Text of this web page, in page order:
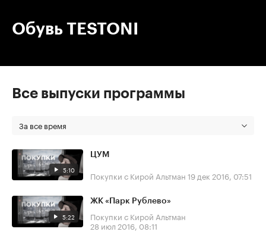
Обувь TESTONI
Все выпуски программы
За все время
5:10
ЦУМ
Покупки с Кирой Альтман 19 дек 2016, 07:51
5:22
ЖК «Парк Рублево»
Покупки с Кирой Альтман
28 июл 2016, 08:11